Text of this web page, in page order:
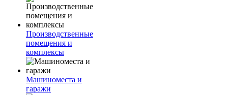
Производственные
помещения и
комплексы
Машиноместа и
гаражи